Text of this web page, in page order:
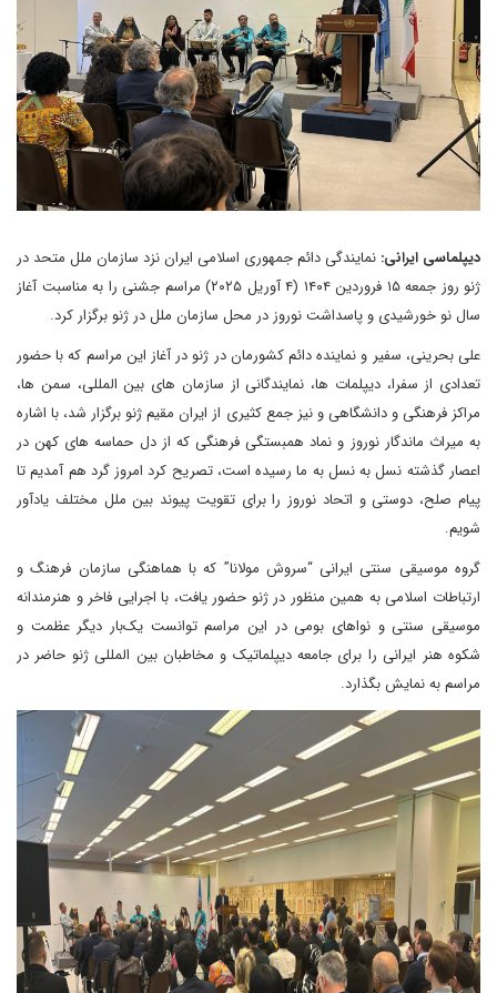
دیپلماسی ایرانی: نمایندگی دائم جمهوری اسلامی ایران نزد سازمان ملل متحد در
ژنو روز جمعه ۱۵ فروردین ۱۴۰۴ (۴ آوریل ۲۰۲۵) مراسم جشنی را به مناسبت آغاز
سال نو خورشیدی و پاسداشت نوروز در محل سازمان ملل در ژنو برگزار کرد.
علی بحرینی، سفیر و نماینده دائم کشورمان در ژنو در آغاز این مراسم که با حضور
تعدادی از سفرا، دیپلمات ها، نمایندگانی از سازمان های بین المللی، سمن ها،
مراکز فرهنگی و دانشگاهی و نیز جمع کثیری از ایران مقیم ژنو برگزار شد، با اشاره
به میراث ماندگار نوروز و نماد همبستگی فرهنگی که از دل حماسه های کهن در
اعصار گذشته نسل به نسل به ما رسیده است، تصریح کرد امروز گرد هم آمدیم تا
پیام صلح، دوستی و اتحاد نوروز را برای تقویت پیوند بین ملل مختلف یادآور
شویم.
گروه موسیقی سنتی ایرانی “سروش مولانا” که با هماهنگی سازمان فرهنگ و
ارتباطات اسلامی به همین منظور در ژنو حضور یافت، با اجرایی فاخر و هنرمندانه
موسیقی سنتی و نواهای بومی در این مراسم توانست یک‌بار دیگر عظمت و
شکوه هنر ایرانی را برای جامعه دیپلماتیک و مخاطبان بین المللی ژنو حاضر در
مراسم به نمایش بگذارد.